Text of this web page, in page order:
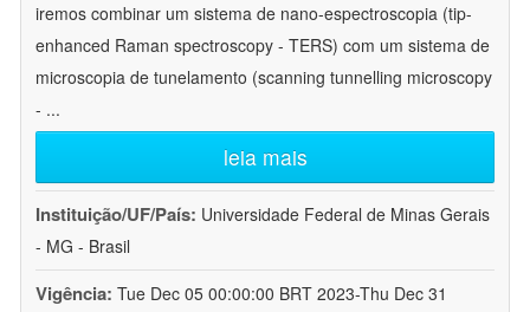
iremos combinar um sistema de nano-espectroscopia (tip-
enhanced Raman spectroscopy - TERS) com um sistema de
microscopia de tunelamento (scanning tunnelling microscopy
- ...
leia mais
Instituição/UF/País: Universidade Federal de Minas Gerais
- MG - Brasil
Vigência: Tue Dec 05 00:00:00 BRT 2023-Thu Dec 31